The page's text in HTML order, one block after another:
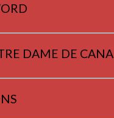
DAME DE CANA